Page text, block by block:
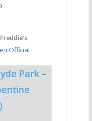
Official
Park –